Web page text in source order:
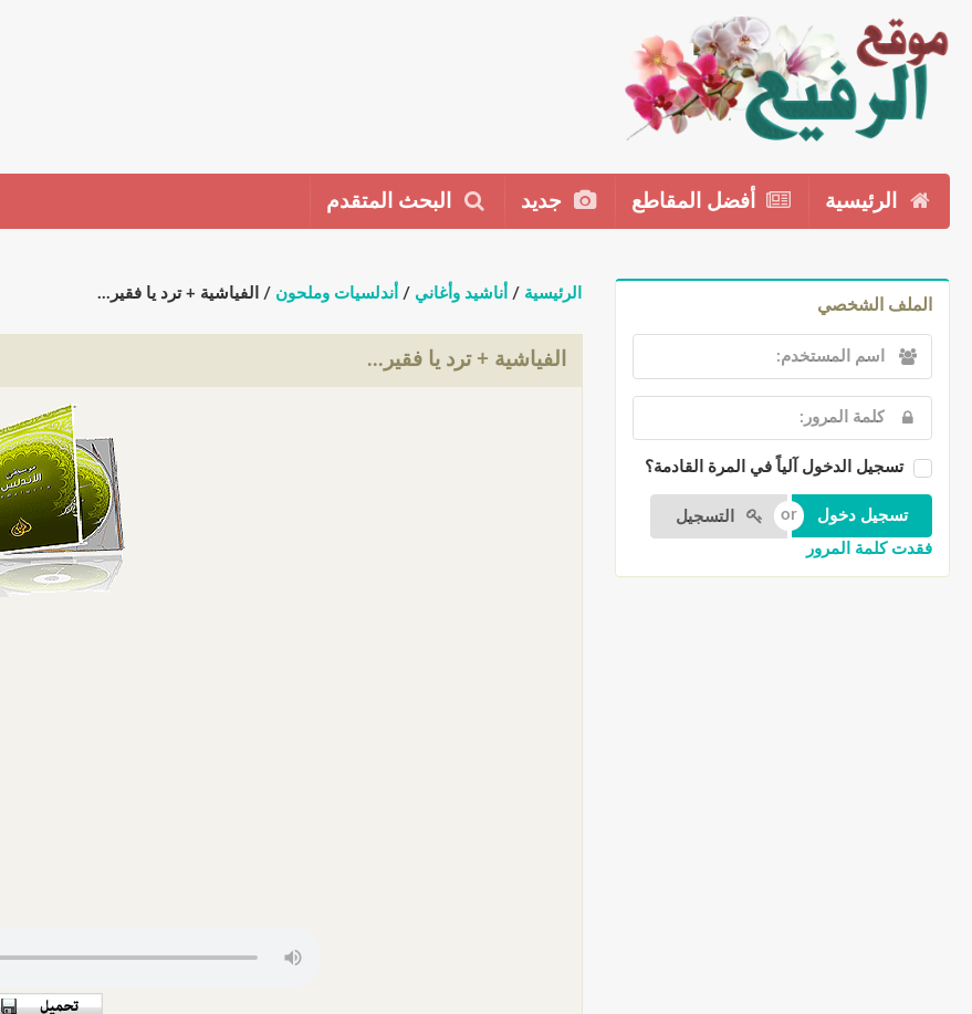
الرئيسية أفضل المقاطع جديد البحث المتقدم
الملف الشخصي
تسجيل الدخول آلياً في المرة القادمة؟
التسجيل
فقدت كلمة المرور
الرئيسية / أناشيد وأغاني / أندلسيات وملحون / الفياشية + ترد يا فقير...
الفياشية + ترد يا فقير...